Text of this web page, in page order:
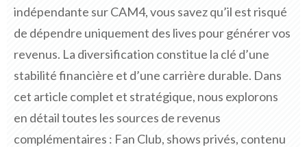
indépendante sur CAM4, vous savez qu’il est risqué
de dépendre uniquement des lives pour générer vos
revenus. La diversification constitue la clé d’une
stabilité financière et d’une carrière durable. Dans
cet article complet et stratégique, nous explorons
en détail toutes les sources de revenus
complémentaires : Fan Club, shows privés, contenu